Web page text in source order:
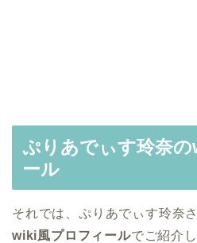
ぷりあでぃす玲奈
ール
それでは、ぷりあでぃす玲奈
wiki風プロフィールでご紹介し